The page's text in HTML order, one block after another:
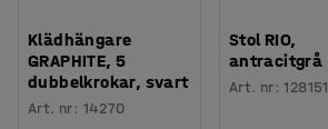
Klädhängare
GRAPHITE, 5
dubbelkrokar, svart
Art. nr: 14270
Stol RIO,
antracitgrå
Art. nr:128151